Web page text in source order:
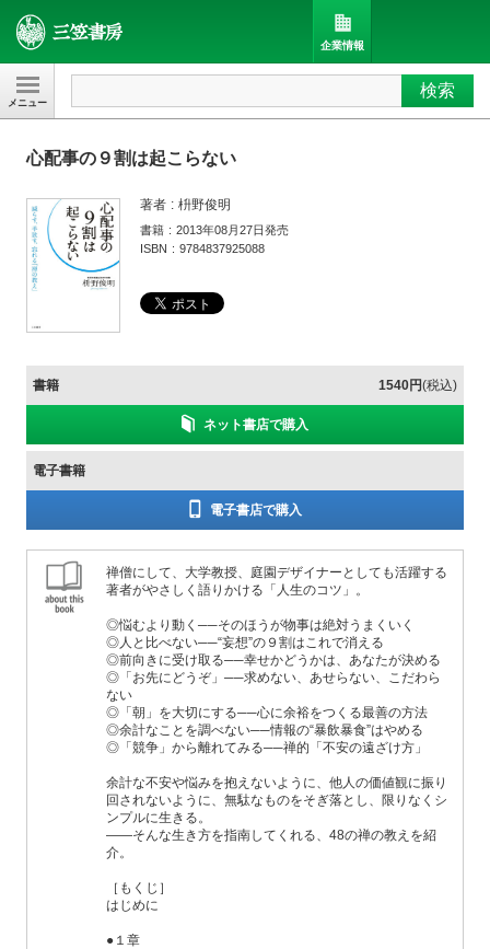
三笠書房 検索
企業情報
心配事の９割は起こらない
著者 枡野俊明
書籍
2013年08月27日発売
ISBN
9784837925088
書籍 1540円(税込)
ネット書店で購入
電子書籍
電子書店で購入
禅僧にして、大学教授、庭園デザイナーとしても活躍する
著者がやさしく語りかける「人生のコツ」。
◎悩むより動く──そのほうが物事は絶対うまくいく
◎人と比べない──“妄想”の９割はこれで消える
◎前向きに受け取る──幸せかどうかは、あなたが決める
◎「お先にどうぞ」──求めない、あせらない、こだわら
ない
◎「朝」を大切にする──心に余裕をつくる最善の方法
◎余計なことを調べない──情報の“暴飲暴食”はやめる
◎「競争」から離れてみる──禅的「不安の遠ざけ方」
余計な不安や悩みを抱えないように、他人の価値観に振り
回されないように、無駄なものをそぎ落とし、限りなくシ
ンプルに生きる。
――そんな生き方を指南してくれる、48の禅の教えを紹
介。
［もくじ］
はじめに
●１章